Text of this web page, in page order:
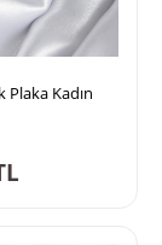
Plaka Kadın